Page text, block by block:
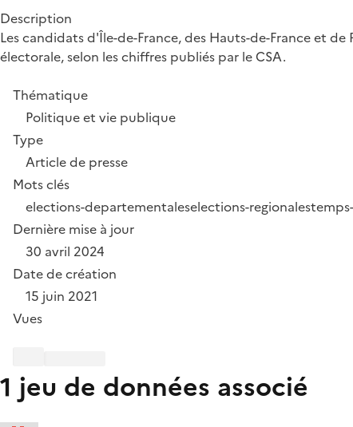
Description
Les candidats d'Île-de-France, des Hauts-de-France et
électorale, selon les chiffres publiés par le CSA.
Thématique
Politique et vie publique
Type
Article de presse
Mots clés
elections-departementaleselections-regionales
Dernière mise à jour
30 avril 2024
Date de création
15 juin 2021
Vues
1 jeu de données associé